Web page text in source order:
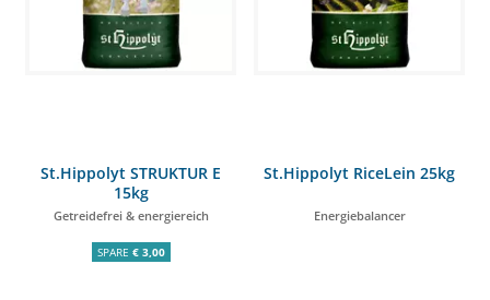
St.Hippolyt STRUKTUR E
15kg
Getreidefrei & energiereich
SPARE € 3,00
St.Hippolyt RiceLein 25kg
Energiebalancer